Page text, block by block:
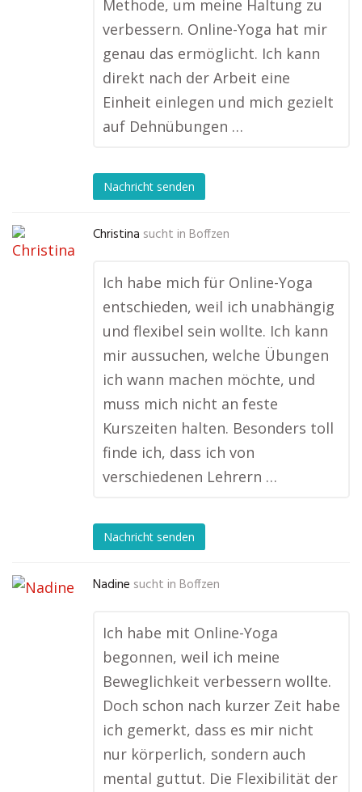
Methode, um meine Haltung zu
verbessern. Online-Yoga hat mir
genau das ermöglicht. Ich kann
direkt nach der Arbeit eine
Einheit einlegen und mich gezielt
auf Dehnübungen …
Nachricht senden
Christina sucht in Boffzen
Ich habe mich für Online-Yoga
entschieden, weil ich unabhängig
und flexibel sein wollte. Ich kann
mir aussuchen, welche Übungen
ich wann machen möchte, und
muss mich nicht an feste
Kurszeiten halten. Besonders toll
finde ich, dass ich von
verschiedenen Lehrern …
Nachricht senden
Nadine sucht in Boffzen
Ich habe mit Online-Yoga
begonnen, weil ich meine
Beweglichkeit verbessern wollte.
Doch schon nach kurzer Zeit habe
ich gemerkt, dass es mir nicht
nur körperlich, sondern auch
mental guttut. Die Flexibilität der